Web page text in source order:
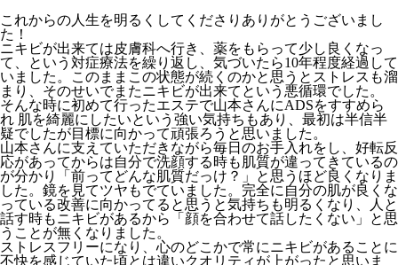
これからの人生を明るくしてくださりありがとうございまし
た！
ニキビが出来ては皮膚科へ行き、薬をもらって少し良くなっ
て、という対症療法を繰り返し、気づいたら10年程度経過して
いました。このままこの状態が続くのかと思うとストレスも溜
まり、そのせいでまたニキビが出来てという悪循環でした。
そんな時に初めて行ったエステで山本さんにADSをすすめら
れ 肌を綺麗にしたいという強い気持ちもあり、最初は半信半
疑でしたが目標に向かって頑張ろうと思いました。
山本さんに支えていただきながら毎日のお手入れをし、好転反
応があってからは自分で洗顔する時も肌質が違ってきているの
が分かり「前ってどんな肌質だっけ？」と思うほど良くなりま
した。鏡を見てツヤもでていました。完全に自分の肌が良くな
っている改善に向かってると思うと気持ちも明るくなり、人と
話す時もニキビがあるから「顔を合わせて話したくない」と思
うことが無くなりました。
ストレスフリーになり、心のどこかで常にニキビがあることに
不快を感じていた頃とは違いクオリティが上がったと思いま